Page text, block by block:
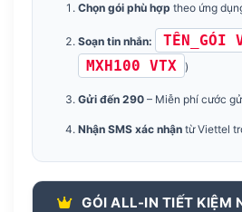
Chọn gói phù hợp theo ứng
Soạn tin nhắn: TÊN_GÓI
MXH100 VTX )
Gửi đến 290 – Miễn phí cước
Nhận SMS xác nhận từ Viettel
GÓI ALL-IN TIẾT KIỆM